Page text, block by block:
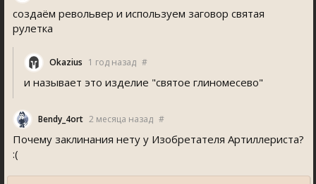
создаём револьвер и используем заговор святая
рулетка
Okaziu 1 год назад #
и называет это изделие "святое глиномесево"
Bendy_4ort 2 месяца назад #
Почему заклинания нету у Изобретателя Артиллериста?
:(